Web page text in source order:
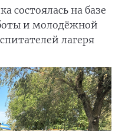
состоялась на базе
и молодёжной
лагеря